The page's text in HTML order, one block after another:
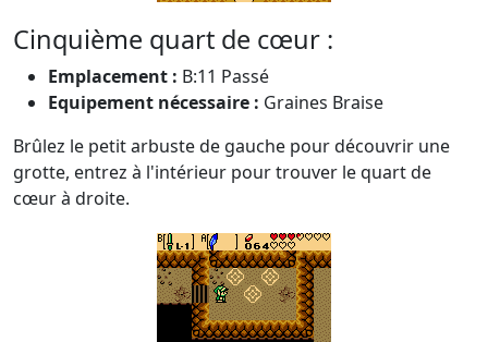
Cinquième quart de cœur :
Emplacement : B:11 Passé
Equipement nécessaire : Graines Braise
Brûlez le petit arbuste de gauche pour découvrir une
grotte, entrez à l'intérieur pour trouver le quart de
cœur à droite.